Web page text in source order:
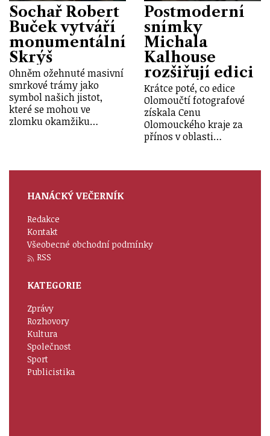
Sochař Robert
Buček vytváří
monumentální
Skrýš
Ohněm ožehnuté masivní
smrkové trámy jako
symbol našich jistot,
které se mohou ve
zlomku okamžiku…
Postmoderní
snímky
Michala
Kalhouse
rozšiřují edici
Krátce poté, co edice
Olomoučtí fotografové
získala Cenu
Olomouckého kraje za
přínos v oblasti…
HANÁCKÝ VEČERNÍK
Redakce
Kontakt
Všeobecné obchodní podmínky
RSS
KATEGORIE
Zprávy
Rozhovory
Kultura
Společnost
Sport
Publicistika